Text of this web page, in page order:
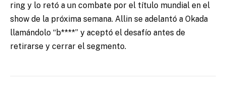
ring y lo retó a un combate por el título mundial en el
show de la próxima semana. Allin se adelantó a Okada
llamándolo “b****” y aceptó el desafío antes de
retirarse y cerrar el segmento.